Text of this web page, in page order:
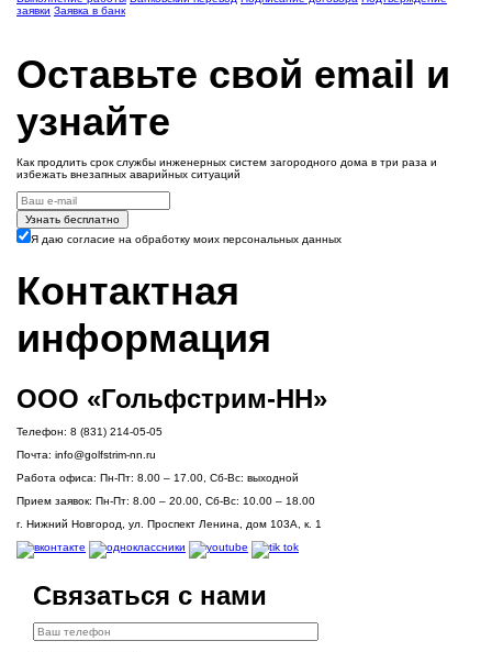
заявки Заявка в банк
Оставьте свой email и
узнайте
Как продлить срок службы инженерных систем загородного дома в три раза и
избежать внезапных аварийных ситуаций
Узнать бесплатно
Я даю согласие на обработку моих персональных данных
Контактная
информация
ООО «Гольфстрим-НН»
Телефон: 8 (831) 214-05-05
Почта: info@golfstrim-nn.ru
Работа офиса: Пн-Пт: 8.00 – 17.00, Сб-Вс: выходной
Прием заявок: Пн-Пт: 8.00 – 20.00, Сб-Вс: 10.00 – 18.00
г. Нижний Новгород, ул. Проспект Ленина, дом 103А, к. 1
Связаться с нами